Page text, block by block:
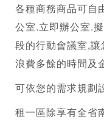
各種商務商品可自
公室.立即辦公室.
段的行動會議室,
浪費多餘的時間及
可依您的需求規劃
租一區除享有全省